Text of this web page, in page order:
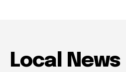
Local News